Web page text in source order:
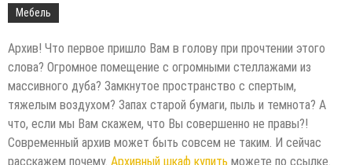
Мебель
Архив! Что первое пришло Вам в голову при прочтении этого
слова? Огромное помещение с огромными стеллажами из
массивного дуба? Замкнутое пространство с спертым,
тяжелым воздухом? Запах старой бумаги, пыль и темнота? А
что, если мы Вам скажем, что Вы совершенно не правы?!
Современный архив может быть совсем не таким. И сейчас
расскажем почему. Архивный шкаф купить можете по ссылке.